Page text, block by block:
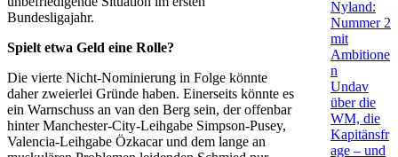
Bundesligajahr.
Spielt etwa Geld eine Rolle?
Die vierte Nicht-Nominierung in Folge könnte
daher zweierlei Gründe haben. Einerseits könnte es
ein Warnschuss an van den Berg sein, der offenbar
hinter Manchester-City-Leihgabe Simpson-Pusey,
Valencia-Leihgabe Özkacar und dem lange an
Nyland:
Nummer 2
mit
Ambitione
n
Undav
über die
WM, die
Kapitänsfr
age – und